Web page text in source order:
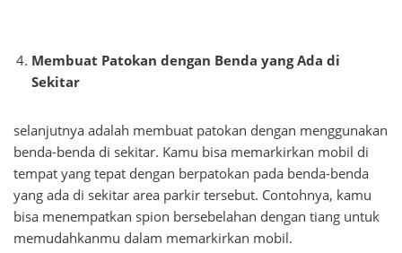
Membuat Patokan dengan Benda yang Ada di
Sekitar
selanjutnya adalah membuat patokan dengan menggunakan
benda-benda di sekitar. Kamu bisa memarkirkan mobil di
tempat yang tepat dengan berpatokan pada benda-benda
yang ada di sekitar area parkir tersebut. Contohnya, kamu
bisa menempatkan spion bersebelahan dengan tiang untuk
memudahkanmu dalam memarkirkan mobil.